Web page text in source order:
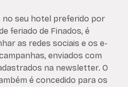
no seu hotel preferido por
feriado de Finados, é
as redes sociais e os e-
enviados com
na newsletter. O
é concedido para os